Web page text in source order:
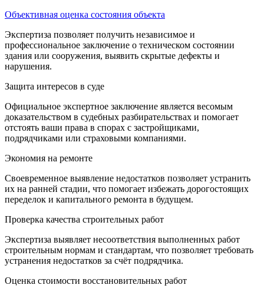
Объективная оценка состояния объекта
Экспертиза позволяет получить независимое и
профессиональное заключение о техническом состоянии
здания или сооружения, выявить скрытые дефекты и
нарушения.
Защита интересов в суде
Официальное экспертное заключение является весомым
доказательством в судебных разбирательствах и помогает
отстоять ваши права в спорах с застройщиками,
подрядчиками или страховыми компаниями.
Экономия на ремонте
Своевременное выявление недостатков позволяет устранить
их на ранней стадии, что помогает избежать дорогостоящих
переделок и капитального ремонта в будущем.
Проверка качества строительных работ
Экспертиза выявляет несоответствия выполненных работ
строительным нормам и стандартам, что позволяет требовать
устранения недостатков за счёт подрядчика.
Оценка стоимости восстановительных работ